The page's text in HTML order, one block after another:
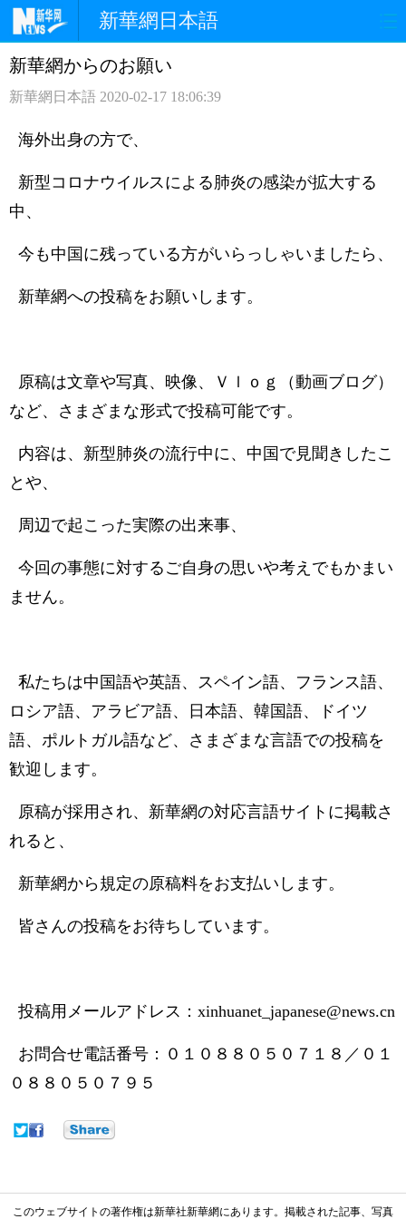
新華網日本語
ホームページ
新華網からのお願い
新華網日本語 2020-02-17 18:06:39
海外出身の方で、
新型コロナウイルスによる肺炎の感染が拡大する
中、
今も中国に残っている方がいらっしゃいましたら、
新華網への投稿をお願いします。
原稿は文章や写真、映像、Ｖｌｏｇ（動画ブログ）
など、さまざまな形式で投稿可能です。
内容は、新型肺炎の流行中に、中国で見聞きしたこ
とや、
周辺で起こった実際の出来事、
今回の事態に対するご自身の思いや考えでもかまい
ません。
私たちは中国語や英語、スペイン語、フランス語、
ロシア語、アラビア語、日本語、韓国語、ドイツ
語、ポルトガル語など、さまざまな言語での投稿を
歓迎します。
原稿が採用され、新華網の対応言語サイトに掲載さ
れると、
新華網から規定の原稿料をお支払いします。
皆さんの投稿をお待ちしています。
投稿用メールアドレス：xinhuanet_japanese@news.cn
お問合せ電話番号：０１０８８０５０７１８／０１
０８８０５０７９５
このウェブサイトの著作権は新華社新華網にあります。掲載された記事、写真